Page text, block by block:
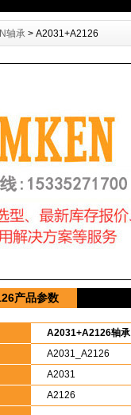
轴承 > A2031+A2126
产品参数
A2031+A2126轴承
A2031_A2126
A2031
A2126